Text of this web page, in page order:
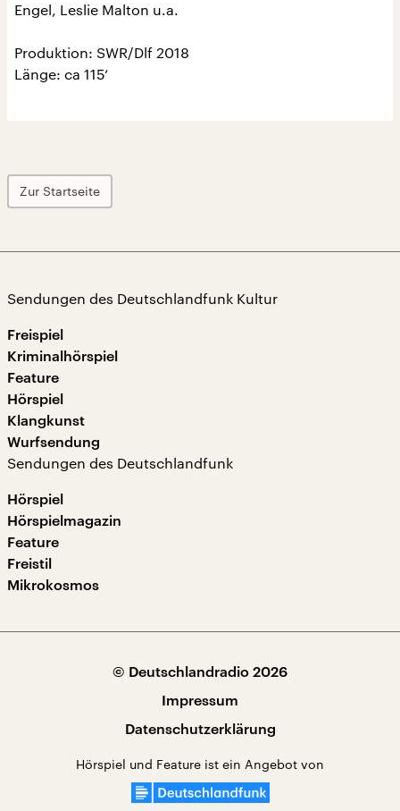
Engel, Leslie Malton u.a.
Produktion: SWR/Dlf 2018
Länge: ca 115‘
Zur Startseite
Sendungen des Deutschlandfunk Kultur
Freispiel
Kriminalhörspiel
Feature
Hörspiel
Klangkunst
Wurfsendung
Sendungen des Deutschlandfunk
Hörspiel
Hörspielmagazin
Feature
Freistil
Mikrokosmos
© Deutschlandradio 2026
Impressum
Datenschutzerklärung
Hörspiel und Feature ist ein Angebot von